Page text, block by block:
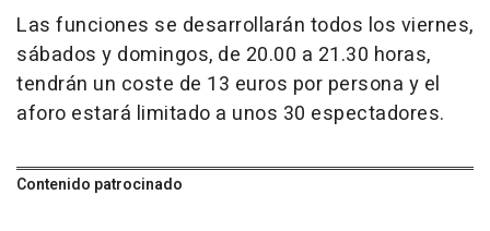
Las funciones se desarrollarán todos los viernes,
sábados y domingos, de 20.00 a 21.30 horas,
tendrán un coste de 13 euros por persona y el
aforo estará limitado a unos 30 espectadores.
Contenido patrocinado